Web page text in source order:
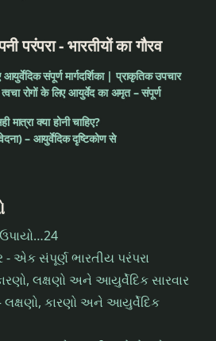
परंपरा - भारतीयों का गौरव
संपूर्ण मार्गदर्शिका | प्राकृतिक उपचार
रोगों के लिए आयुर्वेद का अमृत – संपूर्ण
क्या होनी चाहिए?
– आयुर्वेदिक दृष्टिकोण से
- એક સંપૂર્ણ ભારતીય પરંપરા
લક્ષણો અને આયુર્વેદિક સારવાર
લક્ષણો, કારણો અને આયુર્વેદિક